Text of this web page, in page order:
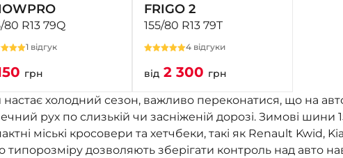
80 R13 79Q
1 відгук
грн
FRIGO 2
155/80 R13 79T
4 відгуки
від 2 300 грн
настає холодний сезон, важливо переконатися, що на
рух по слизькій чи засніженій дорозі. Зимові
міські кросовери та хетчбеки, такі як Renault Kwid,
типорозміру дозволяють зберігати контроль над авто